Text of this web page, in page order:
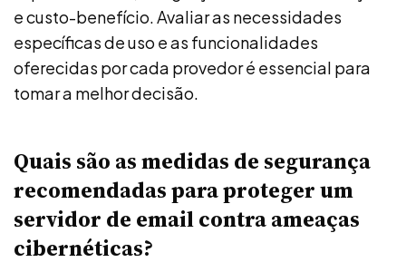
e custo-benefício. Avaliar as necessidades
específicas de uso e as funcionalidades
oferecidas por cada provedor é essencial para
tomar a melhor decisão.
Quais são as medidas de segurança
recomendadas para proteger um
servidor de email contra ameaças
cibernéticas?